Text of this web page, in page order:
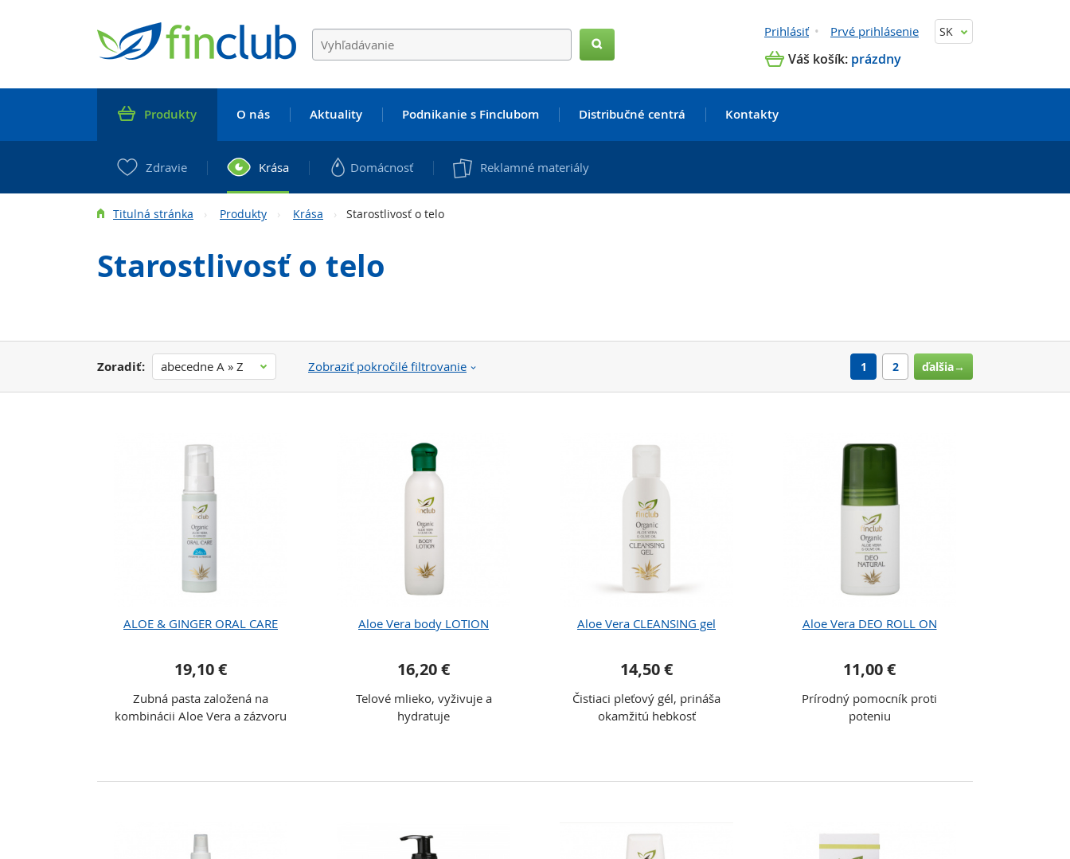
SK
Prihlásiť Prvé prihlásenie
Váš košík: prázdny
Produkty O nás Aktuality Podnikanie s Finclubom Distribučné centrá Kontakty
Zdravie Krása Domácnosť Reklamné materiály
Titulná stránka Produkty Krása Starostlivosť o telo
Starostlivosť o telo
Zoradiť: abecedne A » Z Zobraziť pokročilé filtrovanie 1 2 ďalšia→
ALOE & GINGER ORAL CARE
19,10 €
Zubná pasta založená na
kombinácii Aloe Vera a zázvoru
Aloe Vera body LOTION
16,20 €
Telové mlieko, vyživuje a
hydratuje
Aloe Vera CLEANSING gel
14,50 €
Čistiaci pleťový gél, prináša
okamžitú hebkosť
Aloe Vera DEO ROLL ON
11,00 €
Prírodný pomocník proti
poteniu